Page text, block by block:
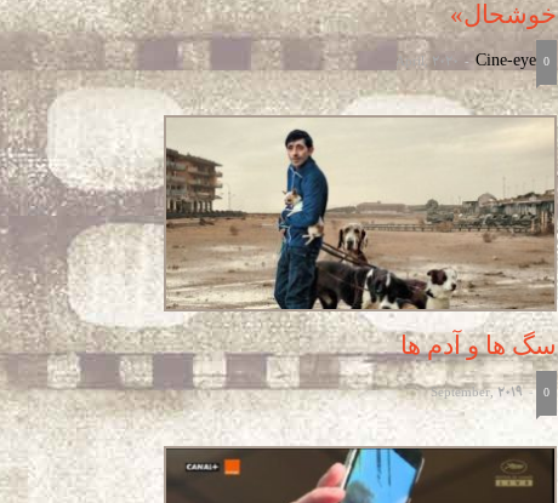
خوشحال»
Cine-eye
-
April, 2020 0
سگ ها و آدم ها
-
September, 2019 0